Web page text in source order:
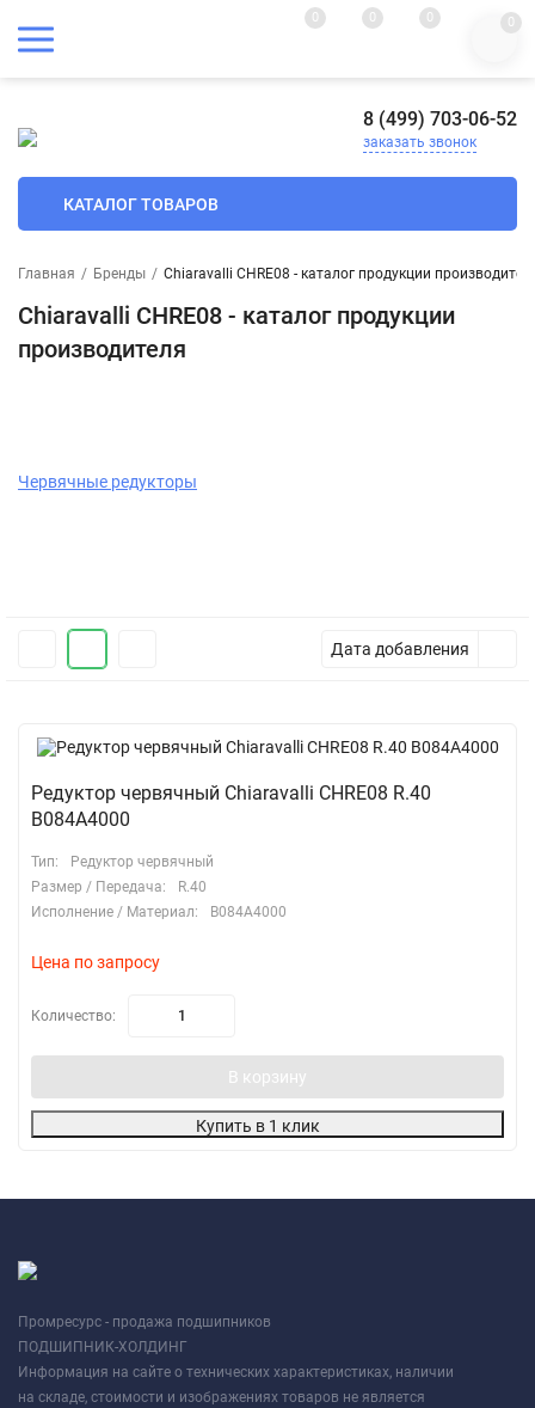
0 0 0 0
8 (499) 703-06-52
заказать звонок
КАТАЛОГ ТОВАРОВ
Главная / Бренды / Chiaravalli CHRE08 - каталог продукции
Chiaravalli CHRE08 - каталог продукции
производителя
Червячные редукторы
Дата добавления
Редуктор червячный Chiaravalli CHRE08 R.40
B084A4000
Тип:
Редуктор червячный
Размер / Передача:
R.40
Исполнение / Материал:
B084A4000
Цена по запросу
Количество:
В корзину
Купить в 1 клик
Промресурс - продажа подшипников
ПОДШИПНИК-ХОЛДИНГ
Информация на сайте о технических характеристиках, наличии
на складе, стоимости и изображениях товаров не является